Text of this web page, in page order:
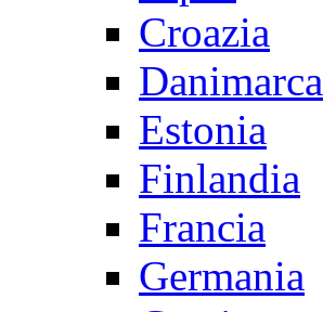
Croazia
Danimarca
Estonia
Finlandia
Francia
Germania